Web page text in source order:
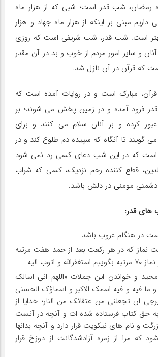
رمضان، شب قدر است؛ شبی که از هزار ماه
داریم مبنی بر اینکه از هزار ماه جهاد و هزار
است. شب قدر، شب شریفی است که روزی
و سایر امور مردم از خوب و بد در آن مقدر
که قرآن در آن نازل شد.‌
مبارک است و در روایات آمده است که
فرود آمده و در زمین پخش می شوند؛ بر
کرده و بر آنان سلام می کنند و برای
گویند تا آنگاه که سپیده دم طلوع کند و در
است که در این شب دعای کسی رد نمی شود
قطع کننده رحم نزدیک، کسی که شراب
مومنی در دلش باشد.
های قدر:
در هنگام غروب باشد
نماز که در هر رکعت بعد از حمد هفت مرتبه
و اتوب الیه
و خواندن این جملات «اللهم انی اسالک
و ما فیه و فیه اسمک الاکبر و اسماؤک الحسنی
ان تجعلنی من عتقائک من النار؛ خدایا از
حق کتاب فرستاده شده ات و آنچه در آنست
و نام های نیکویت قرار دارد و آنچه بدانها
که مرا از زمره آزادشدگانت از دوزخ قرار